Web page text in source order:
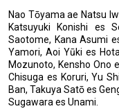
Nao Tōyama ae Natsu
Katsuyuki Konishi es
Saotome, Kana Asumi
Yamori, Aoi Yūki es
Mozunoto, Kensho Ono
Chisuga es Koruri, Yu
Ban, Takuya Satō es
Sugawara es Unami.